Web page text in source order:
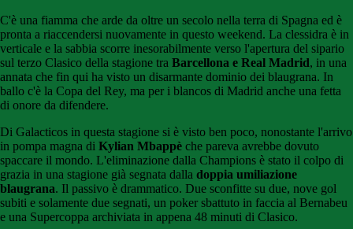
C'è una fiamma che arde da oltre un secolo nella terra di Spagna ed è
pronta a riaccendersi nuovamente in questo weekend. La clessidra è in
verticale e la sabbia scorre inesorabilmente verso l'apertura del sipario
sul terzo Clasico della stagione tra Barcellona e Real Madrid, in una
annata che fin qui ha visto un disarmante dominio dei blaugrana. In
ballo c'è la Copa del Rey, ma per i blancos di Madrid anche una fetta
di onore da difendere.
Di Galacticos in questa stagione si è visto ben poco, nonostante l'arrivo
in pompa magna di Kylian Mbappè che pareva avrebbe dovuto
spaccare il mondo. L'eliminazione dalla Champions è stato il colpo di
grazia in una stagione già segnata dalla doppia umiliazione
blaugrana. Il passivo è drammatico. Due sconfitte su due, nove gol
subiti e solamente due segnati, un poker sbattuto in faccia al Bernabeu
e una Supercoppa archiviata in appena 48 minuti di Clasico.